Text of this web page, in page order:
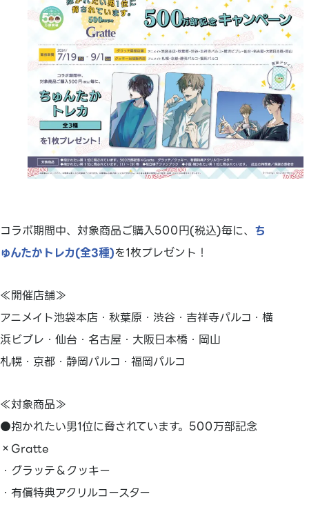
コラボ期間中、対象商品ご購入500円(税込)毎に、 ち
ゅんたかトレカ(全3種)を1枚プレゼント！
≪開催店舗≫
アニメイト池袋本店・秋葉原・渋谷・吉祥寺パルコ・横
浜ビブレ・仙台・名古屋・大阪日本橋・岡山
札幌・京都・静岡パルコ・福岡パルコ
≪対象商品≫
●抱かれたい男1位に脅されています。500万部記念
×Gratte
・グラッテ＆クッキー
・有償特典アクリルコースター